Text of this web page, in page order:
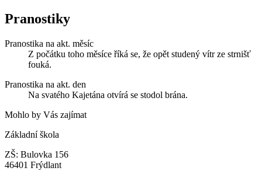
Pranostiky
Pranostika na akt. měsíc
Z počátku toho měsíce říká se, že opět studený vítr ze strnišť
fouká.
Pranostika na akt. den
Na svatého Kajetána otvírá se stodol brána.
Mohlo by Vás zajímat
Základní škola
ZŠ: Bulovka 156
46401 Frýdlant